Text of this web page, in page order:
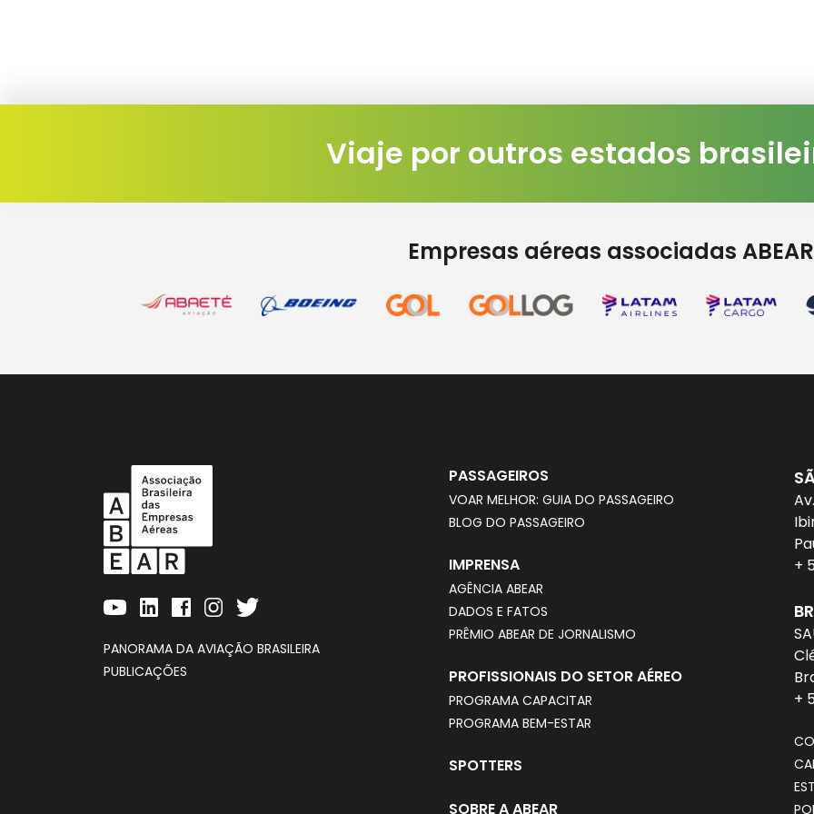
Viaje por outros estados
Empresas aéreas associadas ABEAR
PANORAMA DA AVIAÇÃO BRASILEIRA
PUBLICAÇÕES
PASSAGEIROS
VOAR MELHOR: GUIA DO PASSAGEIRO
BLOG DO PASSAGEIRO
IMPRENSA
AGÊNCIA ABEAR
DADOS E FATOS
PRÊMIO ABEAR DE JORNALISMO
PROFISSIONAIS DO SETOR AÉREO
PROGRAMA CAPACITAR
PROGRAMA BEM-ESTAR
SPOTTERS
SOBRE A ABEAR
+
+